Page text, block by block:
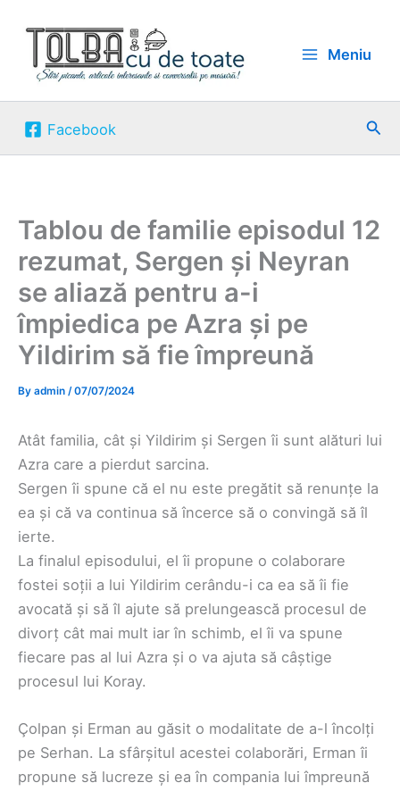
content
Meniu
Facebook
Tablou de familie episodul 12
rezumat, Sergen și Neyran
se aliază pentru a-i
împiedica pe Azra și pe
Yildirim să fie împreună
By admin /07/07/2024
Atât familia, cât și Yildirim și Sergen îi sunt alături lui
Azra care a pierdut sarcina.
Sergen îi spune că el nu este pregătit să renunțe la
ea și că va continua să încerce să o convingă să îl
ierte.
La finalul episodului, el îi propune o colaborare
fostei soții a lui Yildirim cerându-i ca ea să îi fie
avocată și să îl ajute să prelungească procesul de
divorț cât mai mult iar în schimb, el îi va spune
fiecare pas al lui Azra și o va ajuta să câștige
procesul lui Koray.
Çolpan și Erman au găsit o modalitate de a-l încolți
pe Serhan. La sfârșitul acestei colaborări, Erman îi
propune să lucreze și ea în compania lui împreună